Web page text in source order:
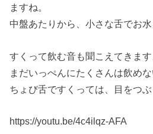
ますね。
中盤あたりから、小さな舌でお水
すくって飲む音も聞こえてきます
まだいっぺんにたくさんは飲め
ちょび舌ですくっては、目をつ
https://youtu.be/4c4ilqz-AFA